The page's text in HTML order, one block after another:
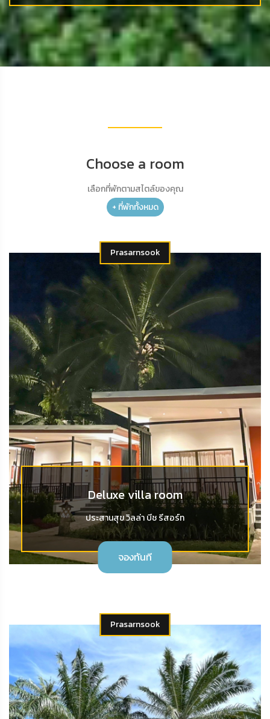
Choose a room
เลือกที่พักตามสไตล์ของคุณ
+ ที่พักทั้งหมด
Prasarnsook
Deluxe villa room
ประสานสุข วิลล่า บีช รีสอร์ท
จองทันที
Prasarnsook